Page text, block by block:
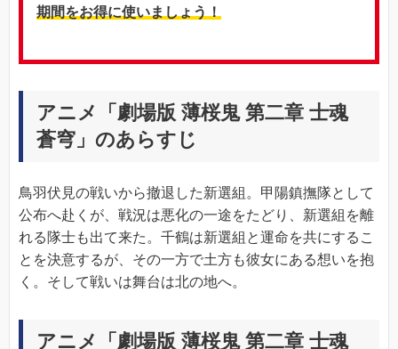
期間をお得に使いましょう！
アニメ「劇場版 薄桜鬼 第二章 士魂
蒼穹」のあらすじ
鳥羽伏見の戦いから撤退した新選組。甲陽鎮撫隊として
公布へ赴くが、戦況は悪化の一途をたどり、新選組を離
れる隊士も出て来た。千鶴は新選組と運命を共にするこ
とを決意するが、その一方で土方も彼女にある想いを抱
く。そして戦いは舞台は北の地へ。
アニメ「劇場版 薄桜鬼 第二章 士魂